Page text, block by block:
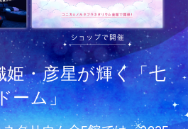
・彦星が輝く「七
ーム」